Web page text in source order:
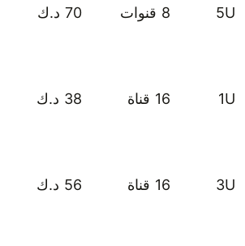
5U 8 قنوات 70 د.ك
1U 16 قناة 38 د.ك
3U 16 قناة 56 د.ك